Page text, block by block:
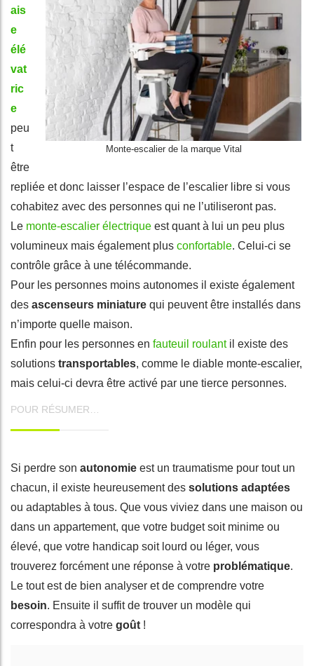
Monte-escalier de la marque Vital
ais
e
élé
vat
ric
e
peu
t
être
repliée et donc laisser l’espace de l’escalier libre si vous
cohabitez avec des personnes qui ne l’utiliseront pas.
Le monte-escalier électrique est quant à lui un peu plus
volumineux mais également plus confortable. Celui-ci se
contrôle grâce à une télécommande.
Pour les personnes moins autonomes il existe également
des ascenseurs miniature qui peuvent être installés dans
n’importe quelle maison.
Enfin pour les personnes en fauteuil roulantil existe des
solutions transportables, comme le diable monte-escalier,
mais celui-ci devra être activé par une tierce personnes.
POUR RÉSUMER…
Si perdre son autonomie est un traumatisme pour tout un
chacun, il existe heureusement des solutions adaptées
ou adaptables à tous. Que vous viviez dans une maison ou
dans un appartement, que votre budget soit minime ou
élevé, que votre handicap soit lourd ou léger, vous
trouverez forcément une réponse à votre problématique.
Le tout est de bien analyser et de comprendre votre
besoin. Ensuite il suffit de trouver un modèle qui
correspondra à votre goût !